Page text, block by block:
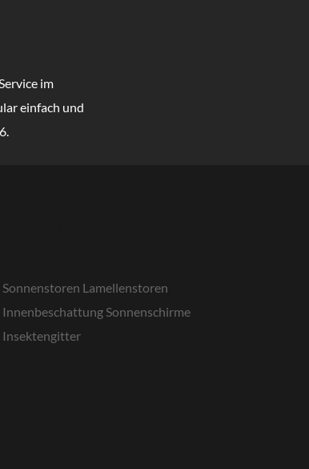
im
einfach und
Sonnenstoren Lamellenstoren
Innenbeschattung Sonnenschirme
Insektengitter